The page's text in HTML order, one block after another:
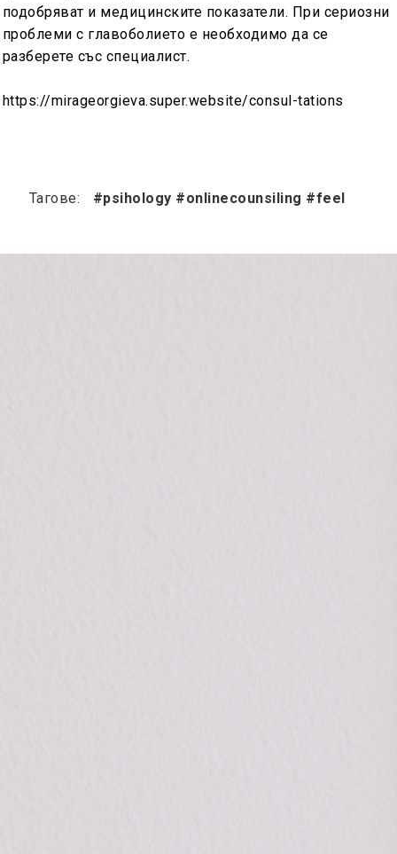
подобряват и медицинските показатели. При сериозни
проблеми с главоболието е необходимо да се
разберете със специалист.
https://mirageorgieva.super.website/consul-tations
Тагове: #psihology #onlinecounsiling #feel